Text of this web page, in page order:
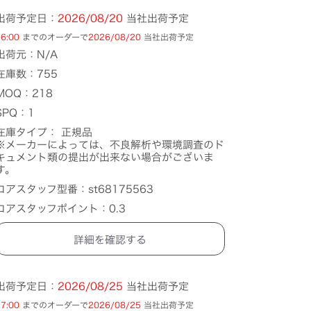
荷予定日： 2026/08/20当社出荷予定
までのオーダーで2026/08/20当社出荷予定
荷元：N/A
庫数：755
：218
：1
庫タイプ： 正規品
ーカーによっては、不良解析や環境調査のド
ュメント類の提出が出来ない場合がございま
。
アスタッフ型番：st68175563
アスタッフポイント：0.3
詳細を確認する
荷予定日： 2026/08/25 当社出荷予定
までのオーダーで2026/08/25 当社出荷予定